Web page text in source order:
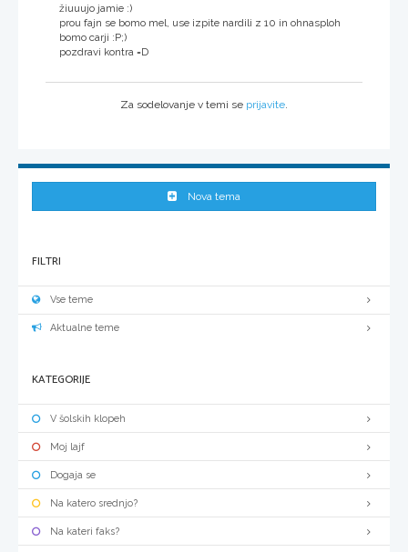
žiuuujo jamie :)
prou fajn se bomo mel, use izpite nardili z 10 in ohnasploh
bomo carji :P;)
pozdravi kontra =D
Za sodelovanje v temi se prijavite
Nova tema
FILTRI
Vse teme
Aktualne teme
KATEGORIJE
V šolskih klopeh
Moj lajf
Dogaja se
Na katero srednjo?
Na kateri faks?